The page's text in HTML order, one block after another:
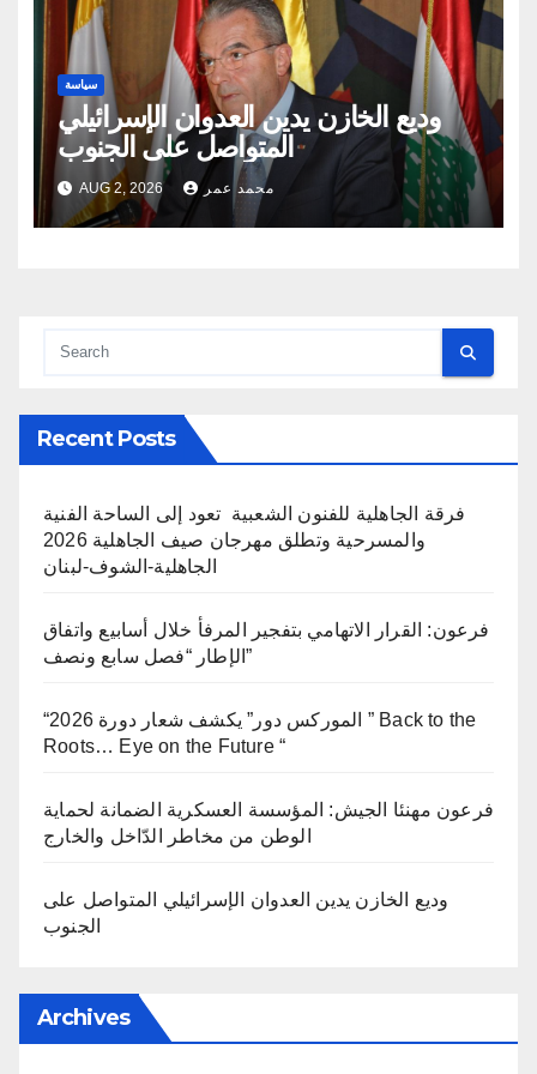
سياسة
وديع الخازن يدين العدوان الإسرائيلي
المتواصل على الجنوب
AUG 2, 2026 محمد عمر
Recent Posts
فرقة الجاهلية للفنون الشعبية تعود إلى الساحة الفنية
والمسرحية وتطلق مهرجان صيف الجاهلية 2026
الجاهلية-الشوف-لبنان
فرعون: القرار الاتهامي بتفجير المرفأ خلال أسابيع واتفاق
الإطار “فصل سابع ونصف”
“الموركس دور” يكشف شعار دورة 2026 ” Back to the
Roots… Eye on the Future “
فرعون مهنئا الجيش: المؤسسة العسكرية الضمانة لحماية
الوطن من مخاطر الدّاخل والخارج
وديع الخازن يدين العدوان الإسرائيلي المتواصل على
الجنوب
Archives